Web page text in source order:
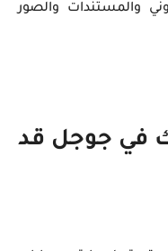
والمستندات والصور
في جوجل قد